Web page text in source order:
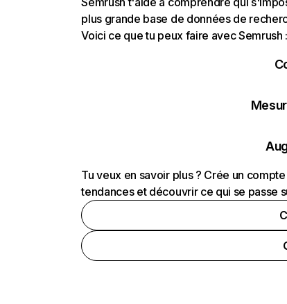
plus grande base de données de
Voici ce que tu peux faire avec Semrush
Tu veux en savoir plus ? Crée un
tendances et découvrir ce qui se passe